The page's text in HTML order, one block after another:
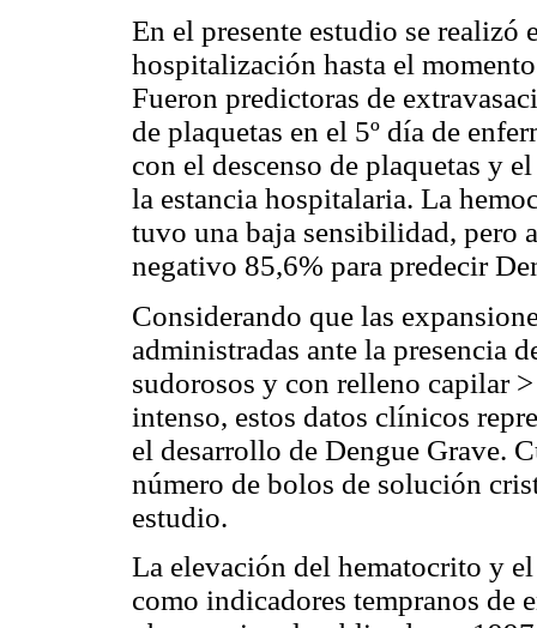
En el presente estudio se
hospitalización hasta el
Fueron predictoras de
de plaquetas en el 5º día de
con el descenso de plaquetas y
la estancia hospitalaria. La
tuvo una baja sensibilidad, pero
negativo 85,6% para predecir
Considerando que las
administradas ante la presencia
sudorosos y con relleno capilar
intenso, estos datos clínicos
el desarrollo de Dengue Grave.
número de bolos de solución
estudio.
La elevación del hematocrito y
como indicadores tempranos de